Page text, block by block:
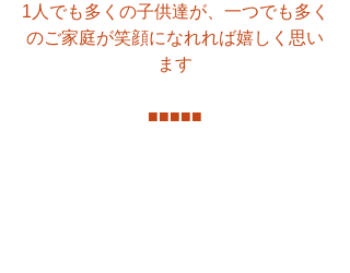
1人でも多くの子供達が、一つでも多く
のご家庭が笑顔になれれば嬉しく思い
ます
■■■■■